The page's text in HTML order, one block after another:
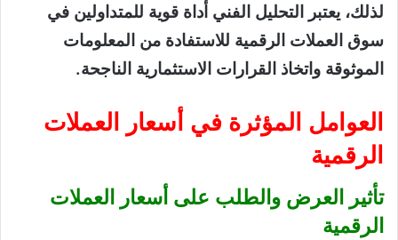
لذلك، يعتبر التحليل الفني أداة قوية للمتداولين في
سوق العملات الرقمية للاستفادة من المعلومات
الموثوقة واتخاذ القرارات الاستثمارية الناجحة.
العوامل المؤثرة في أسعار العملات
الرقمية
تأثير العرض والطلب على أسعار العملات
الرقمية